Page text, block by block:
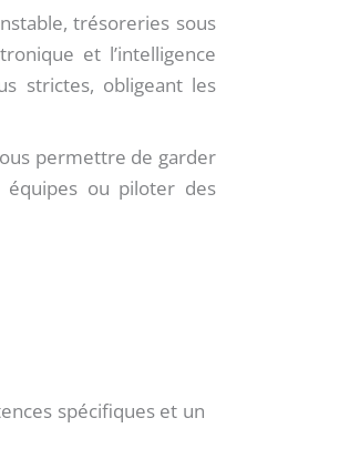
trésoreries sous
et l’intelligence
strictes, obligeant les
permettre de garder
ou piloter des
spécifiques et un